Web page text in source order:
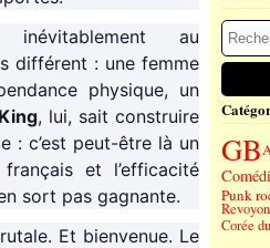
au
différent : une femme
physique, un
King, lui, sait construire
: c’est peut-être là un
et l’efficacité
sort pas gagnante.
Et bienvenue. Le
GB
Punk
Corée